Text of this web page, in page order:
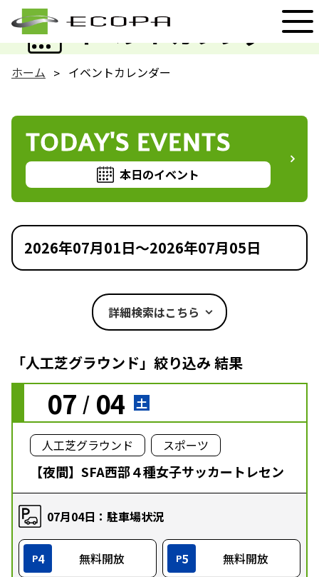
イベントカレンダー
EVENT
ホーム イベントカレンダー
TODAY'S EVENTS
本日のイベント
2026年07月01日～2026年07月05日
詳細検索はこちら
「人工芝グラウンド」絞り込み 結果
07 / 04 土
人工芝グラウンド スポーツ
【夜間】SFA西部４種女子サッカートレセン
07月04日：駐車場状況
P4 無料開放 P5 無料開放